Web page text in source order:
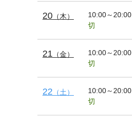
20 （木） 10:00～20:00
切
21 （金） 10:00～20:00
切
22 （土） 10:00～20:00
切